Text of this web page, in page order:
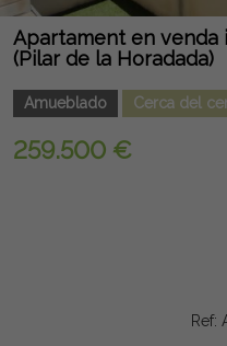
Apartament en venda
(Pilar de la Horadada)
Amueblado Cerca del
259.500 €
Ref: